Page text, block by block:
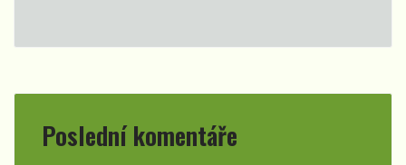
Poslední komentáře